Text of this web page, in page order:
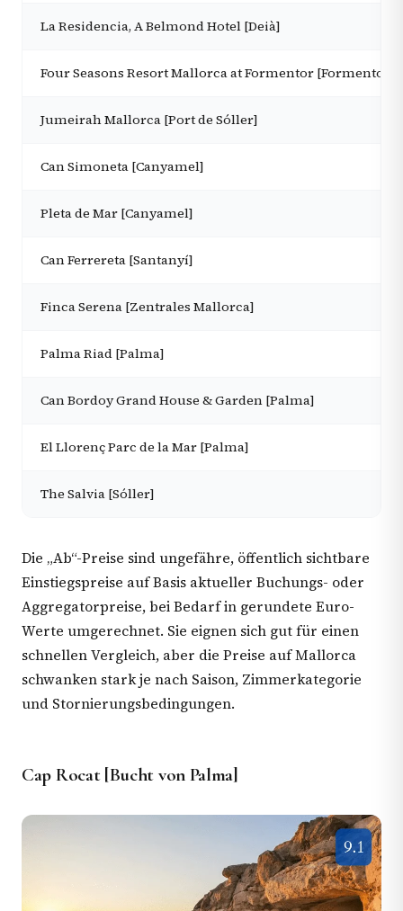
La Residencia, A Belmond Hotel [Deià]
Four Seasons Resort Mallorca at Formentor [Formentor]
Jumeirah Mallorca [Port de Sóller]
Can Simoneta [Canyamel]
Pleta de Mar [Canyamel]
Can Ferrereta [Santanyí]
Finca Serena [Zentrales Mallorca]
Palma Riad [Palma]
Can Bordoy Grand House & Garden [Palma]
El Llorenç Parc de la Mar [Palma]
The Salvia [Sóller]
Die „Ab“-Preise sind ungefähre, öffentlich sichtbare
Einstiegspreise auf Basis aktueller Buchungs- oder
Aggregatorpreise, bei Bedarf in gerundete Euro-
Werte umgerechnet. Sie eignen sich gut für einen
schnellen Vergleich, aber die Preise auf Mallorca
schwanken stark je nach Saison, Zimmerkategorie
und Stornierungsbedingungen.
Cap Rocat [Bucht von Palma]